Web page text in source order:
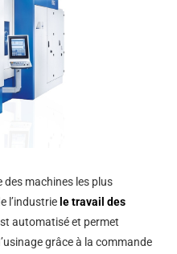
des machines les plus
l’industrie le travail des
automatisé et permet
grâce à la commande